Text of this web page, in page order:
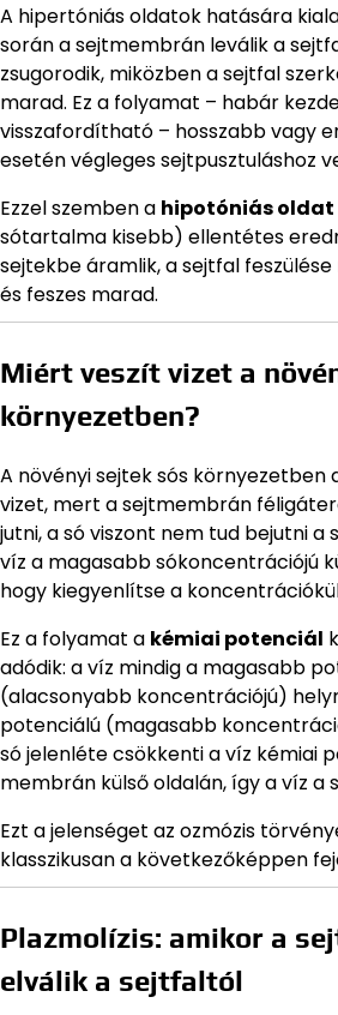
A hipertóniás oldatok hatására
során a sejtmembrán leválik a
zsugorodik, miközben a sejtfal
marad. Ez a folyamat – habár
visszafordítható – hosszabb vagy
esetén végleges sejtpusztuláshoz
Ezzel szemben a hipotóniás oldat
sótartalma kisebb) ellentétes
sejtekbe áramlik, a sejtfal
és feszes marad.
Miért veszít vizet a
környezetben?
A növényi sejtek sós környezetben
vizet, mert a sejtmembrán
jutni, a só viszont nem tud bejutni a
víz a magasabb sókoncentrációjú
hogy kiegyenlítse a
Ez a folyamat a kémiai potenciál
adódik: a víz mindig a magasabb
(alacsonyabb koncentrációjú)
potenciálú (magasabb
só jelenléte csökkenti a víz kémiai
membrán külső oldalán, így a víz a
Ezt a jelenséget az ozmózis
klasszikusan a következőképpen
Plazmolízis: amikor a
elválik a sejtfaltól